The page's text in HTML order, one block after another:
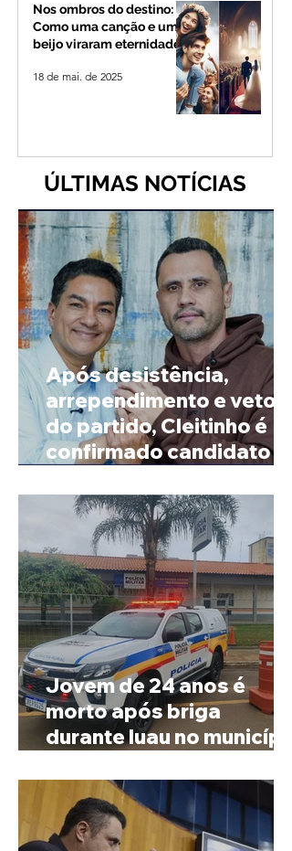
Nos ombros do destino:
Como uma canção e um
beijo viraram eternidade
18 de mai. de 2025
ÚLTIMAS NOTÍCIAS
Após desistência,
arrependimento e veto
do partido, Cleitinho é
confirmado candidato ao
Jovem de 24 anos é
morto após briga
durante luau no município